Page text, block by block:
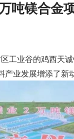
吨镁合金
工业谷的鸡西天
业发展增添了新